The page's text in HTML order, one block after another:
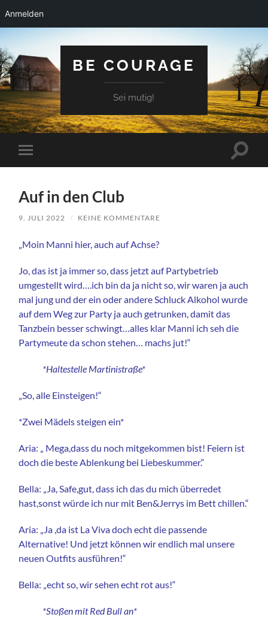
Anmelden
BE COURAGE
Sei mutig!
Mobile-
Menü
Auf in den Club
9. JULI 2022 / KEINE KOMMENTARE
„Moin Manni hier, auch auf Achse?
Jo, das ist ja immer so, dass jetzt auf Partybetrieb
umgestellt wird….ich bin da ja nicht so, wir waren ja auch
mal jung und der ein oder andere Schluck Alkohol wurde
auf dem Weg zur Party ja auch getrunken, damit das
Tanzbein besser schwingt…alles klar Manni ich seh die
Partymeute da schon stehen… machs jut!“
*Haltestelle Martinistraße*
„So, alle Einsteigen!“
*Zwei Mädels steigen ein*
Aria: „ Mega,dass du noch mitgekommen bist! Feiern ist
doch die beste Ablenkung bei Liebeskummer.“
Bella: „Ja, Safe,gut, dass ich das du mich überredet
hast,sonst würde ich nur mit Ben&Jerrys im Bett chillen.“
Aria: „Ja ,da ist La Viva doch echt die passende
Alternative! Und jetzt können wir endlich mal unsere
neuen Outfits ausführen!“
Bella: „echt so, wir sehen echt rot aus!“
*Stoßen mit Red Bull an*